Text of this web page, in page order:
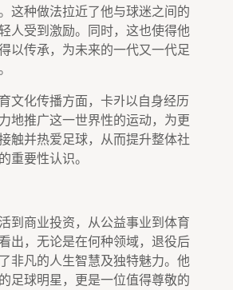
这种做法拉近了他与球迷之间的
人受到激励。同时，这也使得他
以传承，为未来的一代又一代足
文化传播方面，卡카以自身经历
地推广这一世界性的运动，为更
触并热爱足球，从而提升整体社
重要性认识。
到商业投资，从公益事业到体育
出，无论是在何种领域，退役后
非凡的人生智慧及独特魅力。他
足球明星，更是一位值得尊敬的